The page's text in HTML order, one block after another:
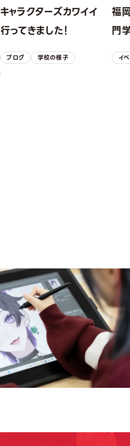
ャラクターズカワイイ
ってきました！
ブログ
学校の様子
福
門
イ